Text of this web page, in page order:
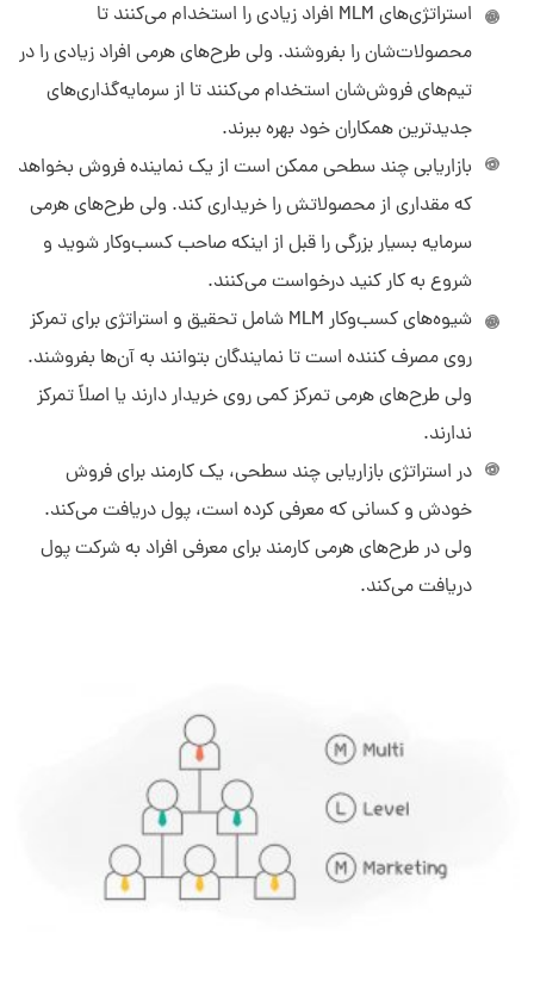
استراتژی‌های MLM افراد زیادی را استخدام می‌کنند تا
محصولات‎‌شان را بفروشند. ولی طرح‌های هرمی افراد زیادی را در
تیم‌های فروش‌شان استخدام می‌کنند تا از سرمایه‌گذاری‌های
جدیدترین همکاران خود بهره ببرند.
بازاریابی چند سطحی ممکن است از یک نماینده فروش بخواهد
که مقداری از محصولاتش را خریداری کند. ولی طرح‌های هرمی
سرمایه‌ بسیار بزرگی را قبل از اینکه صاحب کسب‌وکار شوید و
شروع به کار کنید درخواست می‌کنند.
شیوه‌های کسب‌وکار MLM شامل تحقیق و استراتژی برای تمرکز
روی مصرف کننده است تا نمایندگان بتوانند به آن‌ها بفروشند.
ولی طرح‌های هرمی تمرکز کمی روی خریدار دارند یا اصلاً تمرکز
ندارند.
در استراتژی بازاریابی چند سطحی، یک کارمند برای فروش
خودش و کسانی که معرفی کرده است، پول دریافت می‌کند.
ولی در طرح‌های هرمی کارمند برای معرفی افراد به شرکت پول
دریافت می‌کند.